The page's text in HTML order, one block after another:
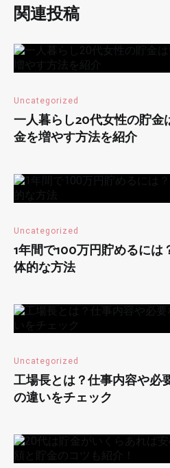
関連投稿
Uncategorized
一人暮らし20代女性の貯
金を増やす方法を紹介
Uncategorized
1年間で100万円貯めるに
体的な方法
Uncategorized
工場長とは？仕事内容や必
の違いをチェック